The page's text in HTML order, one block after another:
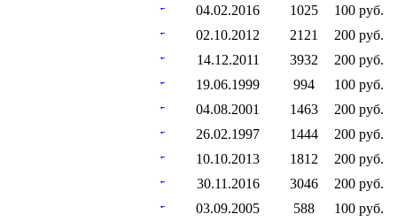
04.02.2016 1025
100 руб.
02.10.2012 2121
200 руб.
14.12.2011 3932
200 руб.
19.06.1999 994
100 руб.
04.08.2001 1463
200 руб.
26.02.1997 1444
200 руб.
10.10.2013 1812
200 руб.
30.11.2016 3046
200 руб.
03.09.2005 588
100 руб.